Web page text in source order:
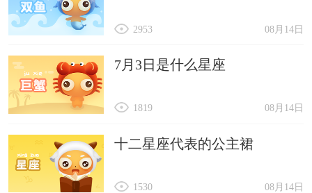
08月14日
2953
7月3日是什么星座
08月14日
1819
十二星座代表的公主裙
08月14日
1530